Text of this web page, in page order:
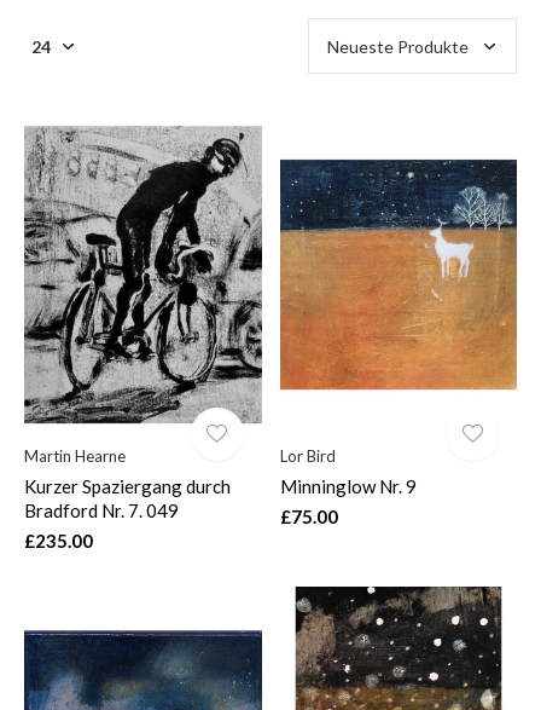
Martin Hearne
Kurzer Spaziergang durch
Bradford Nr. 7. 049
£235.00
Lor Bird
Minninglow Nr. 9
£75.00